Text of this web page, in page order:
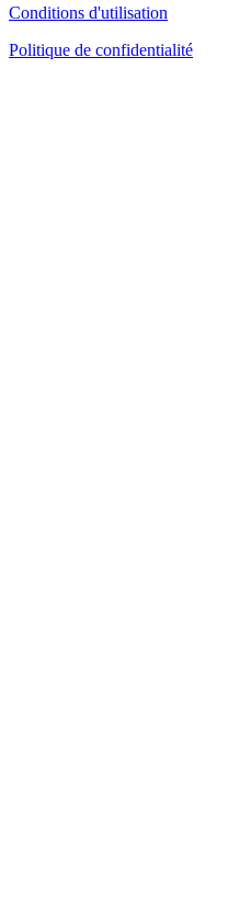
Conditions d'utilisation
Politique de confidentialité